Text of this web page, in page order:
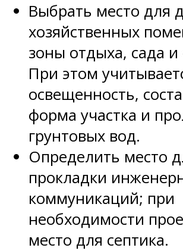
Выбрать место для
хозяйственных
зоны отдыха, сада и
При этом
освещенность,
форма участка и
грунтовых вод.
Определить место
прокладки
коммуникаций; при
необходимости
место для септика.